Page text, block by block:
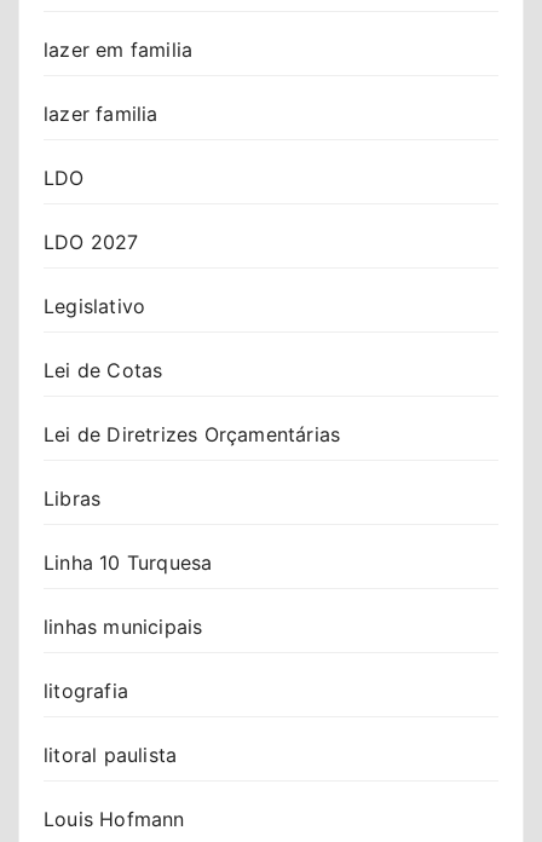
lazer em familia
lazer familia
LDO
LDO 2027
Legislativo
Lei de Cotas
Lei de Diretrizes Orçamentárias
Libras
Linha 10 Turquesa
linhas municipais
litografia
litoral paulista
Louis Hofmann